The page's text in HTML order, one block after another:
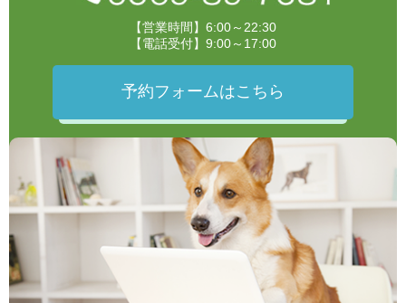
【営業時間】6:00～22:30
【電話受付】9:00～17:00
予約フォームはこちら